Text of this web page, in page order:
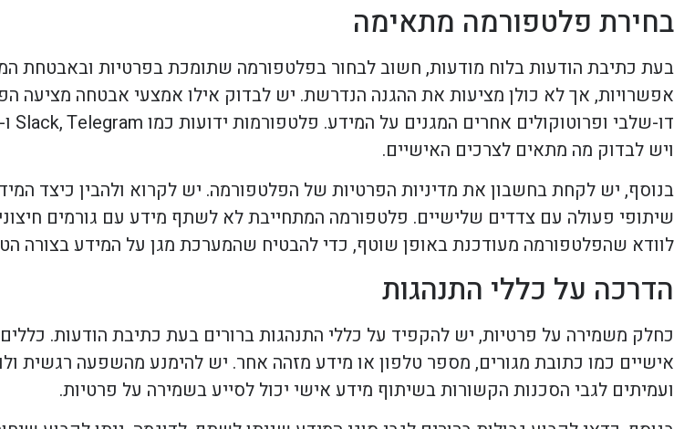
בחירת פלטפורמה מתאימה
בעת כתיבת הודעות בלוח מודעות, חשוב לבחור בפלטפורמה שתומכת בפרטיות ובאבטחת
אפשרויות, אך לא כולן מציעות את ההגנה הנדרשת. יש לבדוק אילו אמצעי אבטחה מציעה
ויש לבדוק מה מתאים לצרכים האישיים.
בנוסף, יש לקחת בחשבון את מדיניות הפרטיות של הפלטפורמה. יש לקרוא ולהבין כיצד
שיתופי פעולה עם צדדים שלישיים. פלטפורמה המתחייבת לא לשתף מידע עם גורמים
לוודא שהפלטפורמה מעודכנת באופן שוטף, כדי להבטיח שהמערכת מגן על המידע בצורה
הדרכה על כללי התנהגות
כחלק משמירה על פרטיות, יש להקפיד על כללי התנהגות ברורים בעת כתיבת הודעות.
אישיים כמו כתובת מגורים, מספר טלפון או מידע מזהה אחר. יש להימנע מהשפעה רגשית
ועמיתים לגבי הסכנות הקשורות בשיתוף מידע אישי יכול לסייע בשמירה על פרטיות.